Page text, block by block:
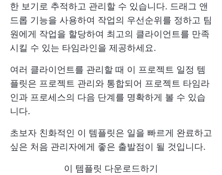
한 보기로 추적하고 관리할 수 있습니다. 드래그 앤
드롭 기능을 사용하여 작업의 우선순위를 정하고 팀
원에게 작업을 할당하여 최고의 클라이언트를 만족
시킬 수 있는 타임라인을 제공하세요.
여러 클라이언트를 관리할 때 이 프로젝트 일정 템
플릿은 프로젝트 관리와 통합되어 프로젝트 타임라
인과 프로세스의 다음 단계를 명확하게 볼 수 있습
니다.
초보자 친화적인 이 템플릿은 일을 빠르게 완료하고
싶은 처음 관리자에게 좋은 출발점이 될 것입니다.
이 템플릿 다운로드하기